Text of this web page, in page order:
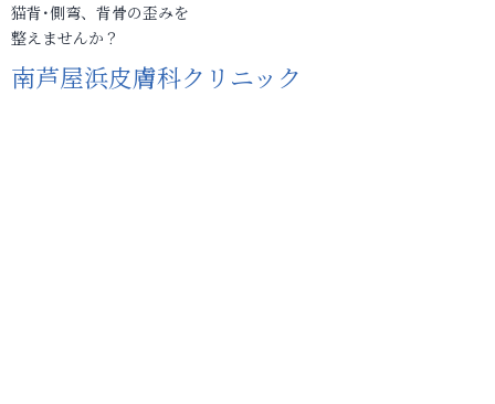
猫背･側弯、背骨の歪みを
整えませんか？
南芦屋浜皮膚科クリニック